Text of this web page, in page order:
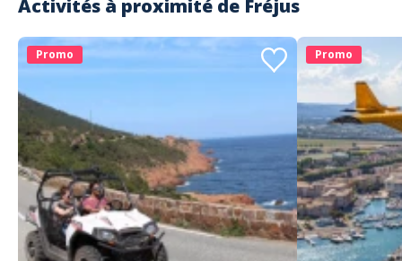
accueil, j'ai passé un super moment à vos côtés et merci de m'avoir fait
Activités à proximité de Fréjus
Promo Promo